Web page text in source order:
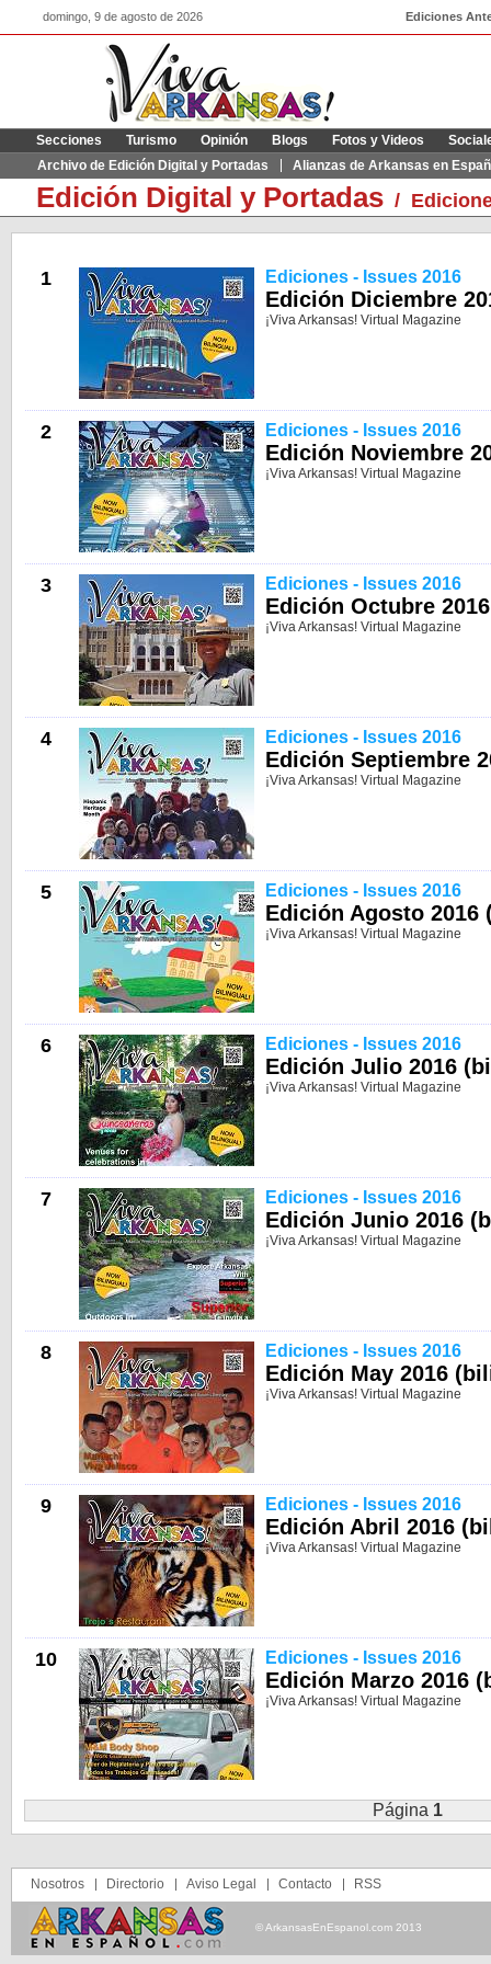
domingo, 9 de agosto de 2026 Ediciones
Secciones Turismo Opinión Blogs Fotos y Videos
Archivo de Edición Digital y Portadas
Alianzas de Arkansas en
Edición Digital y Portadas /
1 Ediciones - Issues 2016
Edición Diciembre
¡Viva Arkansas! Virtual Magazine
2 Ediciones - Issues 2016
Edición Noviembre
¡Viva Arkansas! Virtual Magazine
3 Ediciones - Issues 2016
Edición Octubre
¡Viva Arkansas! Virtual Magazine
4 Ediciones - Issues 2016
Edición Septiembre
¡Viva Arkansas! Virtual Magazine
5 Ediciones - Issues 2016
Edición Agosto 2016
¡Viva Arkansas! Virtual Magazine
6 Ediciones - Issues 2016
Edición Julio 2016
¡Viva Arkansas! Virtual Magazine
7 Ediciones - Issues 2016
Edición Junio 2016
¡Viva Arkansas! Virtual Magazine
8 Ediciones - Issues 2016
Edición May 2016
¡Viva Arkansas! Virtual Magazine
9 Ediciones - Issues 2016
Edición Abril 2016
¡Viva Arkansas! Virtual Magazine
10 Ediciones - Issues 2016
Edición Marzo 2016
¡Viva Arkansas! Virtual Magazine
Página 1
Nosotros Directorio Aviso Legal Contacto RSS
© ArkansasEnEspanol.com 2013